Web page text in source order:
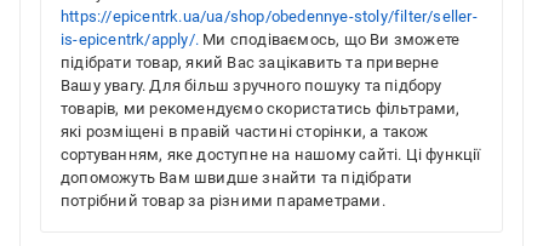
https://epicentrk.ua/ua/shop/obedennye-stoly/filter/seller-
is-epicentrk/apply/. Ми сподіваємось, що Ви зможете
підібрати товар, який Вас зацікавить та приверне
Вашу увагу. Для більш зручного пошуку та підбору
товарів, ми рекомендуємо скористатись фільтрами,
які розміщені в правій частині сторінки, а також
сортуванням, яке доступне на нашому сайті. Ці функції
допоможуть Вам швидше знайти та підібрати
потрібний товар за різними параметрами.